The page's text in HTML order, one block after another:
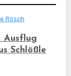
Ausflug
Schlößle
Rösch